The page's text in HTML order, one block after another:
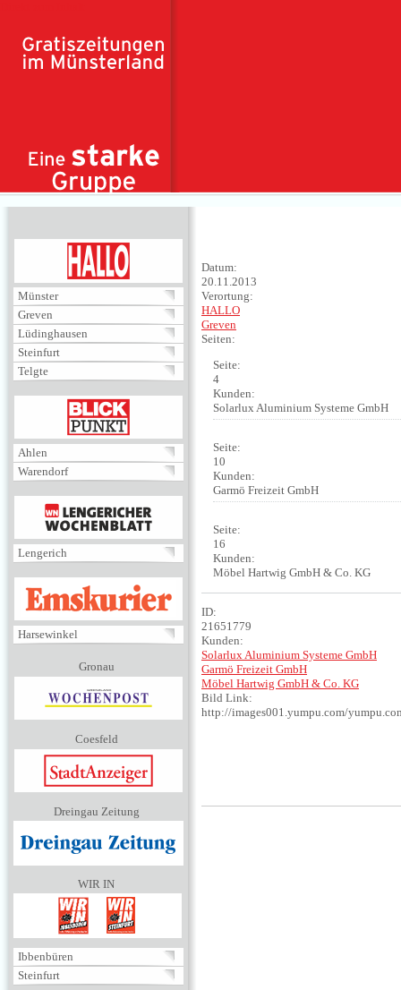
Münster
Greven
Lüdinghausen
Steinfurt
Telgte
BLICKPUNKT
Ahlen
Warendorf
MENÜ
Lengerich
EMSKURIER
Harsewinkel
Gronau
Coesfeld
Dreingau Zeitung
WIR IN
Ibbenbüren
Steinfurt
Datum:
20.11.2013
Verortung:
HALLO
Greven
Seiten:
Seite:
4
Kunden:
Solarlux Aluminium Systeme GmbH
Seite:
10
Kunden:
Garmö Freizeit GmbH
Seite:
16
Kunden:
Möbel Hartwig GmbH & Co. KG
ID:
21651779
Kunden:
Solarlux Aluminium Systeme GmbH
Garmö Freizeit GmbH
Möbel Hartwig GmbH & Co. KG
Bild Link:
http://images001.yumpu.com/